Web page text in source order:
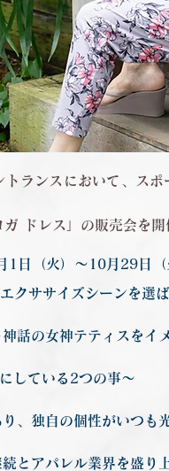
トランスにおいて、ス
ドレス」の販売会を開
1日（火）〜10月29日（
クササイズシーンを選
話の女神テティスをイ
している2つの事～
、独自の個性がいつも
とアパレル業界を盛り